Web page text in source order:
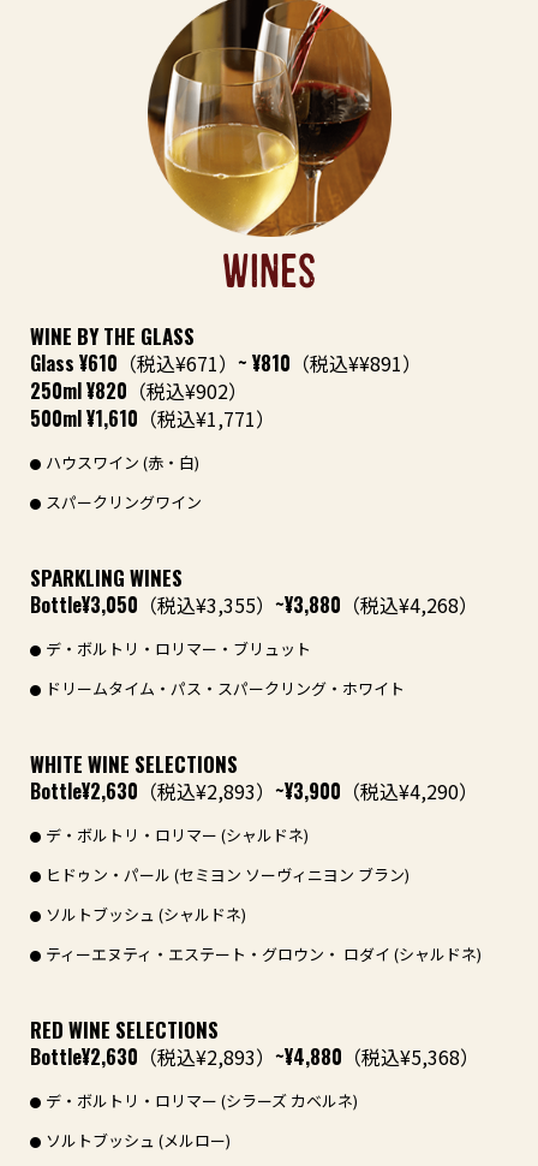
WINES
WINE BY THE GLASS
Glass ¥610 （税込¥671） ~ ¥810 （税込¥¥891）
250ml¥820 （税込¥902）
500ml¥1,610 （税込¥1,771）
ハウスワイン (赤・白)
スパークリングワイン
SPARKLING WINES
Bottle¥3,050 （税込¥3,355） ~¥3,880 （税込¥4,268）
デ・ボルトリ・ロリマー・ブリュット
ドリームタイム・パス・スパークリング・ホワイト
WHITE WINE SELECTIONS
Bottle¥2,630 （税込¥2,893） ~¥3,900 （税込¥4,290）
デ・ボルトリ・ロリマー (シャルドネ)
ヒドゥン・パール (セミヨン ソーヴィニヨン ブラン)
ソルトブッシュ (シャルドネ)
ティーエヌティ・エステート・グロウン・ ロダイ (シャルドネ)
RED WINE SELECTIONS
Bottle¥2,630 （税込¥2,893） ~¥4,880 （税込¥5,368）
デ・ボルトリ・ロリマー (シラーズ カベルネ)
ソルトブッシュ (メルロー)